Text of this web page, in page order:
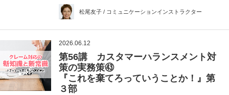
松尾友子 / コミュニケーションインストラクター
2026.06.12
第56講 カスタマーハランスメント対
策の実務策㊸
『これを棄てろっていうことか！』第
３部